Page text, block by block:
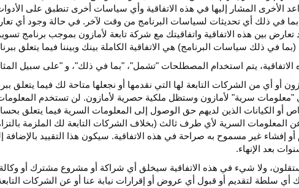
الأخرى المشار إليها في هذه الاتفاقية وأي سياسات أخرى تنطبق على
بما في ذلك أي تحديثات لسياسات البرنامج من وقت لآخر. في حالة وجود أي
تعارض بين هذه الاتفاقية واتفاقيتك مع شركة تابعة لأمازون بموجب برنامج
(بما في ذلك سياسات البرنامج) هي الاتفاقية الكاملة بينك وبيننا فيما يتعلق
يتم استخدام المصطلحات "تشمل"، "بما في ذلك"، و "على سبيل
أو أي من الشركات التابعة لها التي نقدمها أو نجعلها متاحة لك فيما يتعلق
سرية" لأمازون وستظل ملكية حصرية لأمازون. لن تستخدم المعلومات
أو الكيانات الذين لديهم حق الوصول إلى المعلومات السرية فيما يتعلق
المعلومات السرية لأي طرف ثالث (بخلاف الشركات التابعة لك الملزمة
أو إفشاء غير مسموح به صراحة في هذه الاتفاقية. سيكون هذا التقييد
ولا شيء في هذه الاتفاقية سيخلق أي شراكة أو مشروع مشترك أو وكالة
أي سلطة لتقديم أو قبول أي عروض أو إقرارات نيابة عنا أو عن الشركات